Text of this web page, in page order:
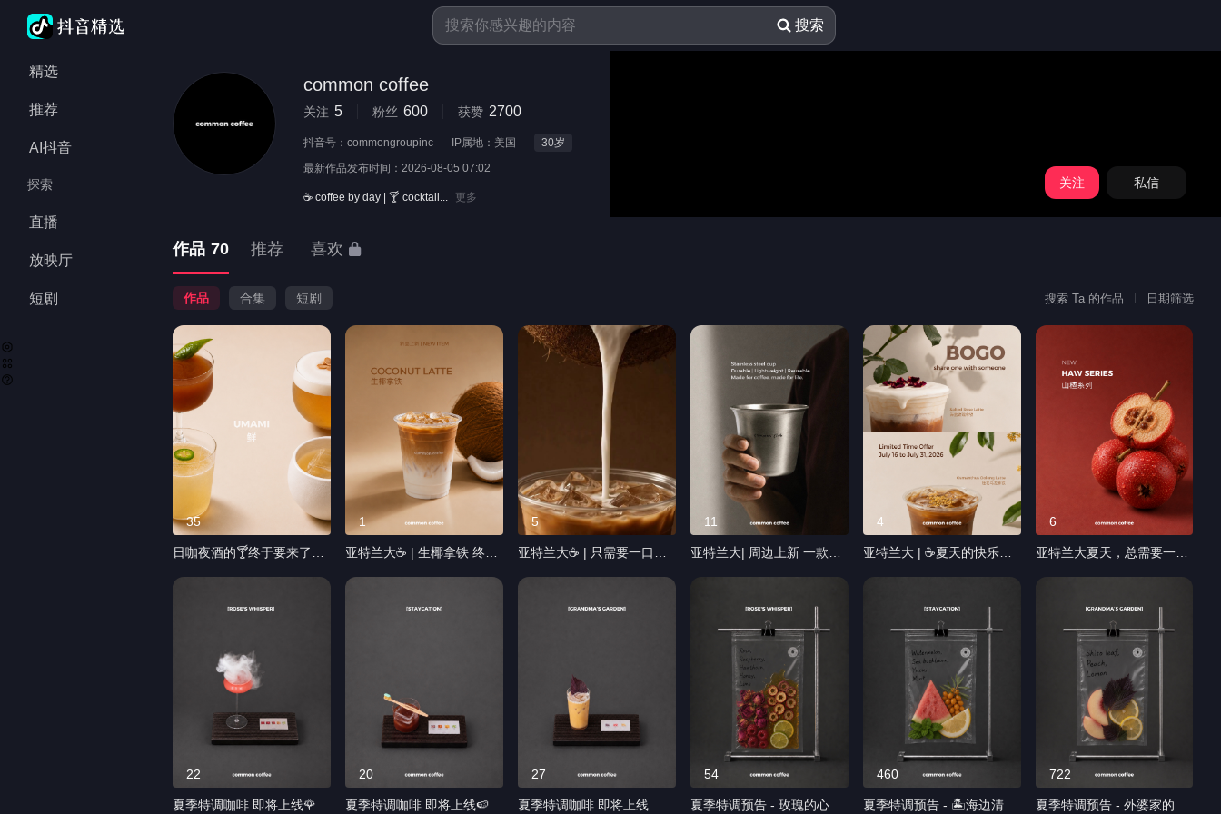
精选
推荐
AI抖音
探索
直播
放映厅
短剧
搜索
common coffee
关注 5 粉丝 600 获赞 2700
抖音号： commongroupinc IP属地：美国 30岁
最新作品发布时间： 2026-08-05 07:02
☕️ coffee by day | 🍸 cocktail... 更多
私信
关注
作品 70 推荐 喜欢
作品 合集 短剧 搜索 Ta 的作品 日期筛选
35
日咖夜酒的🍸终于要来了
味噌、黄油、米饭、 椰子、
香茅、鱼露、青椒、紫
食材 经过重新组合 变成四
种完全不同的风味体验 不是
🍍Liquid Pineapple Bun 菠
萝包 🥥 Coconut Chicken
1
亚特兰大☕️ | 生椰拿铁 终于
保留咖啡本来的味道 剩下的
亚特兰大咖啡 #亚特兰大吃
喝玩乐 #亚特兰大探店 #生
椰拿铁 #咖啡饮品
5
亚特兰大☕️ | 只需要一口，
就会记住。 🥥即将登场 #亚
11
亚特兰大| 周边上新 一款有
计， 只是想做一个会让人一
直想用的杯子。 轻、耐用、
不容易碎， 无论是在店里喝
咖啡、办公室，还是带出
门，都刚刚好。 希望它会成
为你每天都会顺手拿起的那
特兰大 #咖啡周边 #杯子 #
亚特兰大探店
4
亚特兰大 | ☕️夏天的快乐，
BOGO 买一送一 一杯是淡
淡玫瑰与海盐奶盖的柔和香
气 一杯是桂花乌龙与咖啡交
织出的清爽回甘 和朋友分
享，或留一杯给下午的自己
活动时间: 7/16-7/31 到店购
买以上任一拿铁，即可获赠
第二杯 期待在common
coffee和你见面
#commoncoffee #咖啡店
6
亚特兰大夏天，总需要一点
泡美式 酸甜果香与咖啡交织
轻盈、明亮，最后留下干净
咖啡，只有山楂最纯粹的酸
甜 与细密气泡一起，像夏天
第一口汽水 同一种风味，两
欢迎来 common 和我们一
起迎接夏天 ❤️🍒 #亚特兰大
#亚特兰大咖啡 #山楂系列 #
22
夏季特调咖啡 即将上线🌹🍯
20
夏季特调咖啡 即将上线🍉🟠
27
夏季特调咖啡 即将上线 🍑
54
夏季特调预告 - 玫瑰的心事
460
夏季特调预告 - 🏝️海边清
722
夏季特调预告 - 外婆家的🍑